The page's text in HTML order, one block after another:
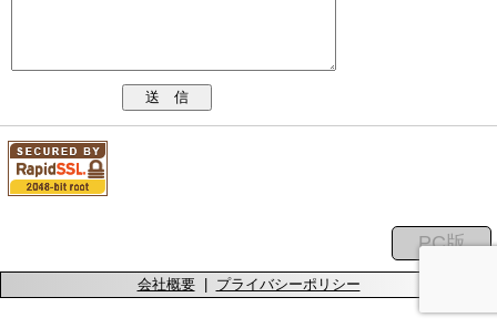
送 信
会社概要| プライバシーポリシー